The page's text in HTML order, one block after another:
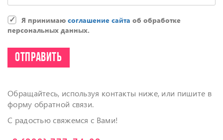
Я принимаю соглашение сайта об обработке
персональных данных.
Обращайтесь, используя контакты ниже, или пишите в
форму обратной связи.
С радостью свяжемся с Вами!